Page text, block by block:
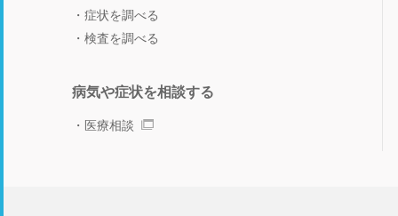
症状を調べる
検査を調べる
病気や症状を相談する
医療相談